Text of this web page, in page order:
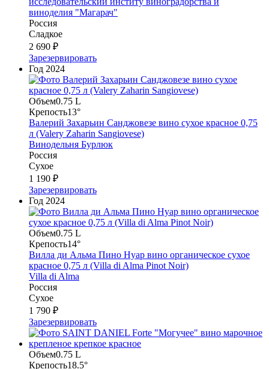
виноделия "Магарач"
Россия
Сладкое
2 690 ₽
Зарезервировать
Год 2024
Объем0.75 L
Крепость13°
Валерий Захарьин Санджовезе вино сухое красное 0,75
л (Valery Zaharin Sangiovese)
Винодельня Бурлюк
Россия
Сухое
1 190 ₽
Зарезервировать
Год 2024
Объем0.75 L
Крепость14°
Вилла ди Альма Пино Нуар вино органическое сухое
красное 0,75 л (Villa di Alma Pinot Noir)
Villa di Alma
Россия
Сухое
1 790 ₽
Зарезервировать
Объем0.75 L
Крепость18.5°